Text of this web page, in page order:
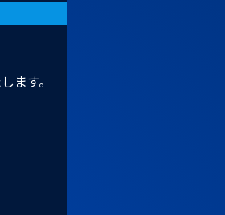
ます。